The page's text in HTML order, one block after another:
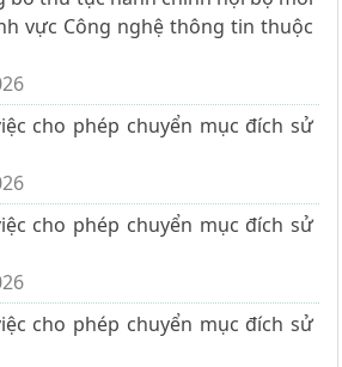
vực Công nghệ thông tin thuộc
cho phép chuyển mục đích sử
cho phép chuyển mục đích sử
cho phép chuyển mục đích sử